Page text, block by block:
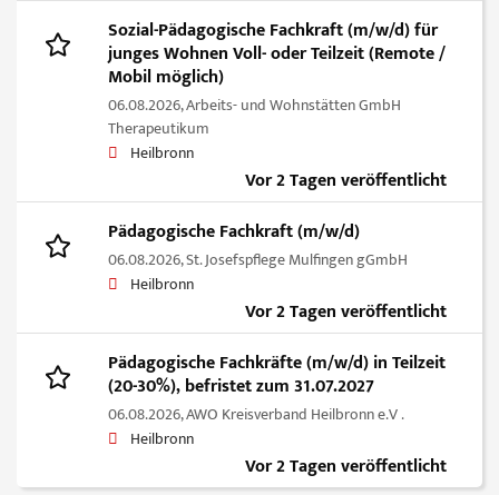
Sozial-Pädagogische Fachkraft (m/w/d) für
junges Wohnen Voll- oder Teilzeit (Remote /
Mobil möglich)
06.08.2026,Arbeits- und Wohnstätten GmbH
Therapeutikum
Heilbronn
Vor 2 Tagen veröffentlicht
Pädagogische Fachkraft (m/w/d)
06.08.2026,St. Josefspflege Mulfingen gGmbH
Heilbronn
Vor 2 Tagen veröffentlicht
Pädagogische Fachkräfte (m/w/d) in Teilzeit
(20-30%), befristet zum 31.07.2027
06.08.2026,AWO Kreisverband Heilbronn e.V .
Heilbronn
Vor 2 Tagen veröffentlicht